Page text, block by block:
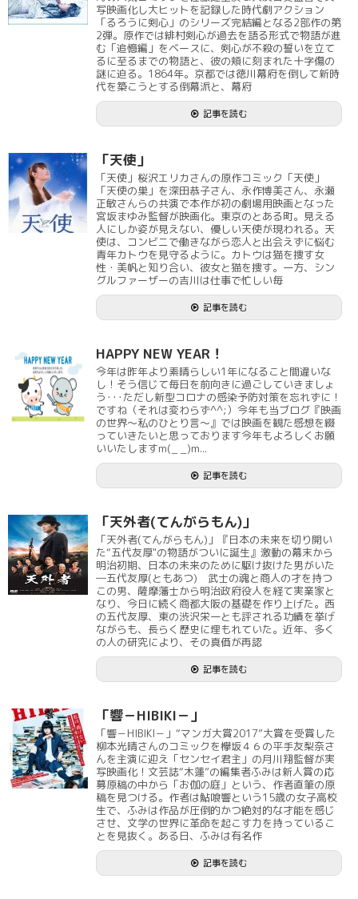
写映画化し大ヒットを記録した時代劇アクション
「るろうに剣心」のシリーズ完結編となる2部作の第
2弾。原作では緋村剣心が過去を語る形式で物語が進
む「追憶編」をベースに、剣心が不殺の誓いを立て
るに至るまでの物語と、彼の頬に刻まれた十字傷の
謎に迫る。1864年。京都では徳川幕府を倒して新時
代を築こうとする倒幕派と、幕府
記事を読む
「天使」
「天使」桜沢エリカさんの原作コミック「天使」
「天使の巣」を深田恭子さん、永作博美さん、永瀬
正敏さんらの共演で本作が初の劇場用映画となった
宮坂まゆみ監督が映画化。東京のとある町。見える
人にしか姿が見えない、優しい天使が現われる。天
使は、コンビニで働きながら恋人と出会えずに悩む
青年カトウを見守るように。カトウは猫を捜す女
性・美帆と知り合い、彼女と猫を捜す。一方、シン
グルファーザーの吉川は仕事で忙しい毎
記事を読む
HAPPY NEW YEAR！
今年は昨年より素晴らしい1年になること間違いな
し！そう信じて毎日を前向きに過ごしていきましょ
う･･･ただし新型コロナの感染予防対策を忘れずに！
ですね（それは変わらず^^;）今年も当ブログ『映画
の世界～私のひとり言～』では映画を観た感想を綴
っていきたいと思っております今年もよろしくお願
いいたしますm(_ _)m...
記事を読む
「天外者(てんがらもん)」
「天外者(てんがらもん)」『日本の未来を切り開い
た“五代友厚"の物語がついに誕生』激動の幕末から
明治初期、日本の未来のために駆け抜けた男がいた
―五代友厚(ともあつ) 武士の魂と商人の才を持つ
この男、薩摩藩士から明治政府役人を経て実業家と
なり、今日に続く商都大阪の基礎を作り上げた。西
の五代友厚、東の渋沢栄一とも評される功績を挙げ
ながらも、長らく歴史に埋もれていた。近年、多く
の人の研究により、その真価が再認
記事を読む
「響－HIBIKI－」
「響－HIBIKI－」“マンガ大賞2017”大賞を受賞した
柳本光晴さんのコミックを欅坂４６の平手友梨奈さ
んを主演に迎え「センセイ君主」の月川翔監督が実
写映画化！文芸誌“木蓮”の編集者ふみは新人賞の応
募原稿の中から「お伽の庭」という、作者直筆の原
稿を見つける。作者は鮎喰響という15歳の女子高校
生で、ふみは作品が圧倒的かつ絶対的な才能を感じ
させ、文学の世界に革命を起こす力を持っているこ
とを見抜く。ある日、ふみは有名作
記事を読む